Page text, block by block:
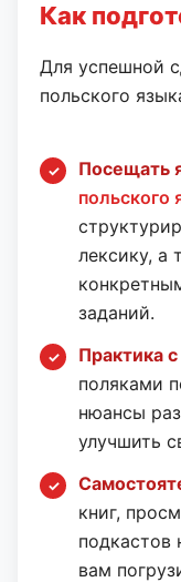
Как
Для успешной
польского
Посещать
польского
лексику, а
заданий.
Практика
поляками
нюансы
улучшить
книг,
подкастов
вам